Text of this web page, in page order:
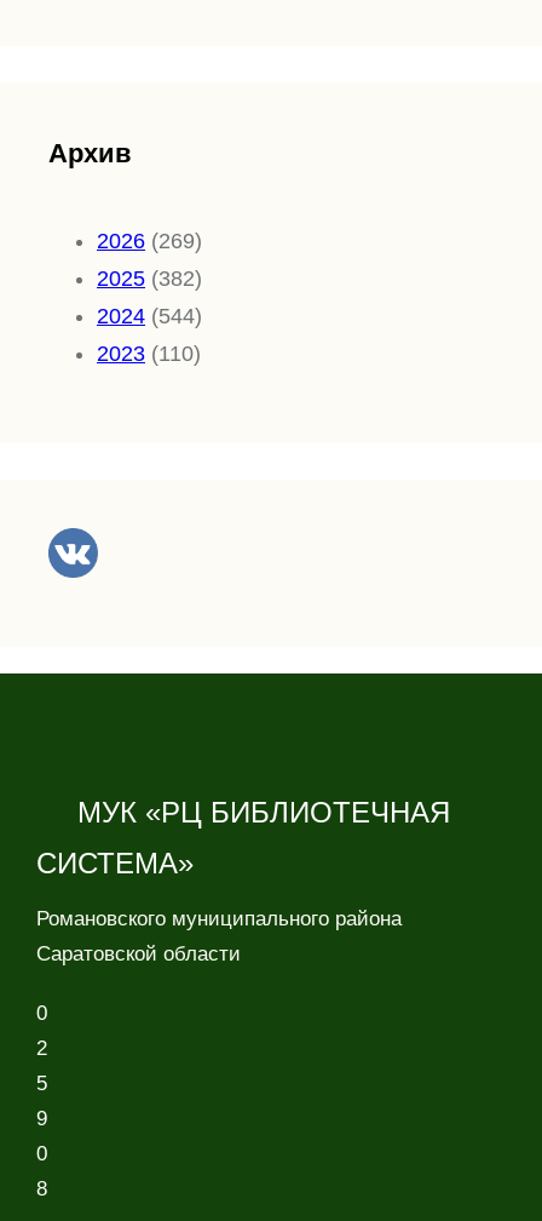
Архив
2026 (269)
2025 (382)
2024 (544)
2023 (110)
МУК «РЦ БИБЛИОТЕЧНАЯ
СИСТЕМА»
Романовского муниципального района
Саратовской области
0
2
5
9
0
8